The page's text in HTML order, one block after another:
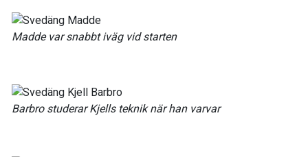
Madde var snabbt iväg vid starten
Barbro studerar Kjells teknik när han varvar